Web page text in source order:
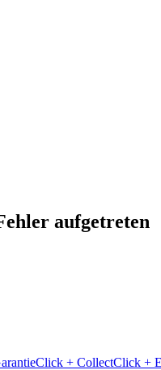
aufgetreten
Click + CollectClick +